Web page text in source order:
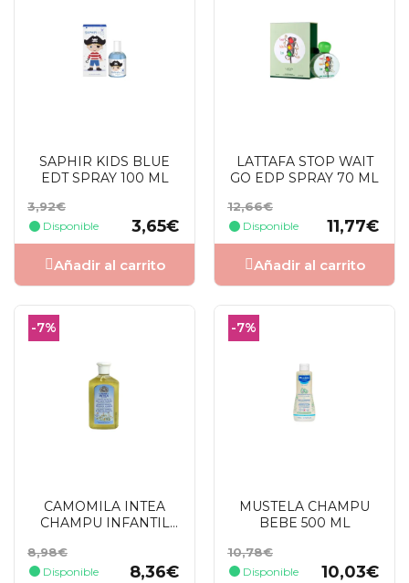
SAPHIR KIDS BLUE
EDT SPRAY 100 ML
Precio
base
3,92€
Disponible
Precio
3,65€
Añadir al carrito
LATTAFA STOP WAIT
GO EDP SPRAY 70 ML
Precio
base
12,66€
Disponible
Precio
11,77€
Añadir al carrito
-7%
CAMOMILA INTEA
CHAMPU INFANTIL
Precio
base
8,98€
Disponible
Precio
8,36€
-7%
MUSTELA CHAMPU
BEBE 500 ML
Precio
base
10,78€
Disponible
Precio
10,03€